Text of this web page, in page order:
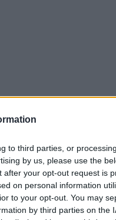
to third parties, or
by us, please use the
your opt-out request is
on personal information
to your opt-out. You may
by third parties on the